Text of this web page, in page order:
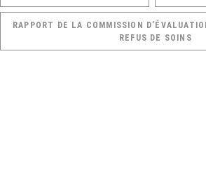
RAPPORT DE LA COMMISSION
REFUS DE SOINS